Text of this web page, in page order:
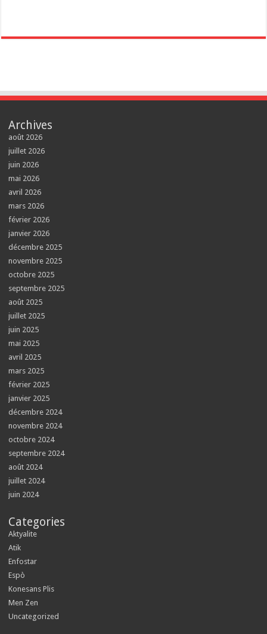
Archives
août 2026
juillet 2026
juin 2026
mai 2026
avril 2026
mars 2026
février 2026
janvier 2026
décembre 2025
novembre 2025
octobre 2025
septembre 2025
août 2025
juillet 2025
juin 2025
mai 2025
avril 2025
mars 2025
février 2025
janvier 2025
décembre 2024
novembre 2024
octobre 2024
septembre 2024
août 2024
juillet 2024
juin 2024
Categories
Aktyalite
Atik
Enfostar
Espò
Konesans Plis
Men Zen
Uncategorized